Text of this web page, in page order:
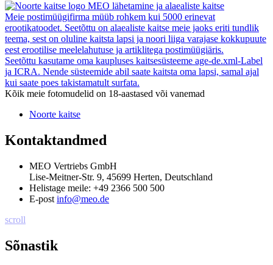
MEO lähetamine ja alaealiste kaitse
Meie postimüügifirma müüb rohkem kui 5000 erinevat
erootikatoodet. Seetõttu on alaealiste kaitse meie jaoks eriti tundlik
teema, sest on oluline kaitsta lapsi ja noori liiga varajase kokkupuute
eest erootilise meelelahutuse ja artiklitega postimüügiäris.
Seetõttu kasutame oma kaupluses kaitsesüsteeme age-de.xml-Label
ja ICRA. Nende süsteemide abil saate kaitsta oma lapsi, samal ajal
kui saate poes takistamatult surfata.
Kõik meie fotomudelid on 18-aastased või vanemad
Noorte kaitse
Kontaktandmed
MEO Vertriebs GmbH
Lise-Meitner-Str. 9, 45699 Herten, Deutschland
Helistage meile: +49 2366 500 500
E-post info@meo.de
scroll
Sõnastik